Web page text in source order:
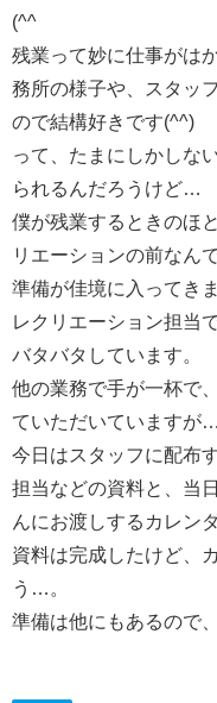
(^^ゞ
残業って妙に仕事がは
務所の様子や、スタッ
ので結構好きです(^^)
って、たまにしかしな
られるんだろうけど…
僕が残業するときのほ
リエーションの前なん
準備が佳境に入ってきま
レクリエーション担当
バタバタしています。
他の業務で手が一杯で
ていただいていますが…
今日はスタッフに配布
担当などの資料と、当
んにお渡しするカレン
資料は完成したけど、
う…。
準備は他にもあるので